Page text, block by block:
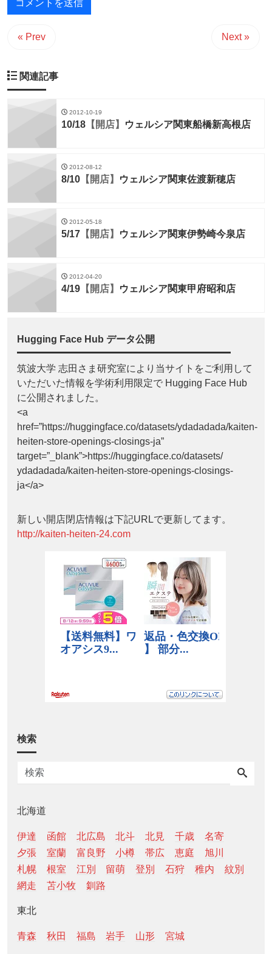
« Prev Next »
関連記事
2012-10-19
10/18 【開店】 ウェルシア関東船橋新高根店
2012-08-12
8/10 【開店】 ウェルシア関東佐渡新穂店
2012-05-18
5/17 【開店】 ウェルシア関東伊勢崎今泉店
2012-04-20
4/19 【開店】 ウェルシア関東甲府昭和店
Hugging Face Hub データ公開
筑波大学 志田さま研究室により当サイトをご利用して
いただいた情報を学術利用限定で Hugging Face Hub
に公開されました。
<a
href=”https://huggingface.co/datasets/ydadadada/kaiten-
heiten-store-openings-closings-ja”
target=”_blank”>https://huggingface.co/datasets/
ydadadada/kaiten-heiten-store-openings-closings-
ja</a>
新しい開店閉店情報は下記URLで更新してます。
http://kaiten-heiten-24.com
検索
北海道
伊達 函館 北広島 北斗 北見 千歳
名寄
夕張
室蘭 富良野 小樽 帯広 恵庭
旭川
札幌
根室 江別 留萌 登別 石狩 稚内
紋別
網走
苫小牧 釧路
東北
青森 秋田 福島 岩手 山形 宮城